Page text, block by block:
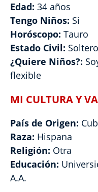
Edad: 34 años
Tengo Niños: Si
Horóscopo: Tauro
Estado Civil:
¿Quiere Niños?:
flexible
MI CULTURA Y
País de Origen:
Raza: Hispana
Religión: Otra
Educación:
A.A.